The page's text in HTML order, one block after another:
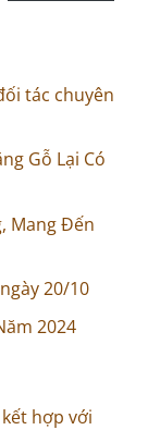
tác chuyên
Gỗ Lại Có
Mang Đến
20/10
2024
hợp với